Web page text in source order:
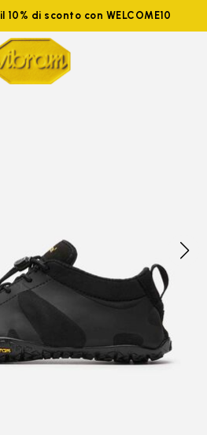
di sconto con WELCOME10